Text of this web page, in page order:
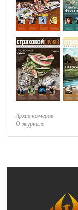
Архив номеров
О журнале